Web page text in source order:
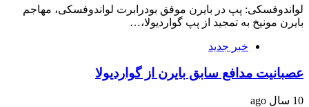
لواندوفسکی: پپ در بایرن موفق بودرابرت لواندوفسکی، مهاجم
بایرن مونیخ به تمجید از پپ گواردیولا،‌…
خبر جدید
عصبانیت مدافع سابق بایرن از گواردیولا
10 سال ago